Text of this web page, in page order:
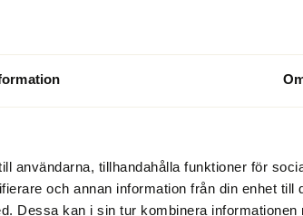
användarna, tillhandahålla funktioner för
och annan information från din enhet till
Dessa kan i sin tur kombinera informationen
för
som